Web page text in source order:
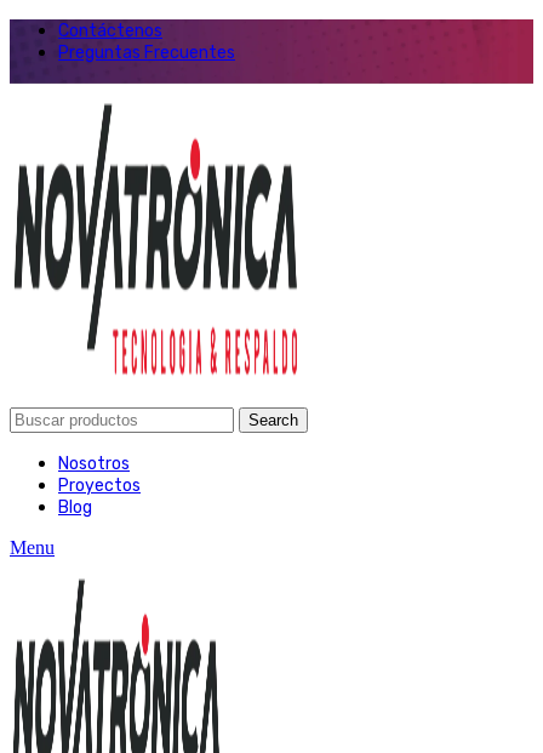
Contáctenos
Preguntas Frecuentes
Search
Nosotros
Proyectos
Blog
Menu